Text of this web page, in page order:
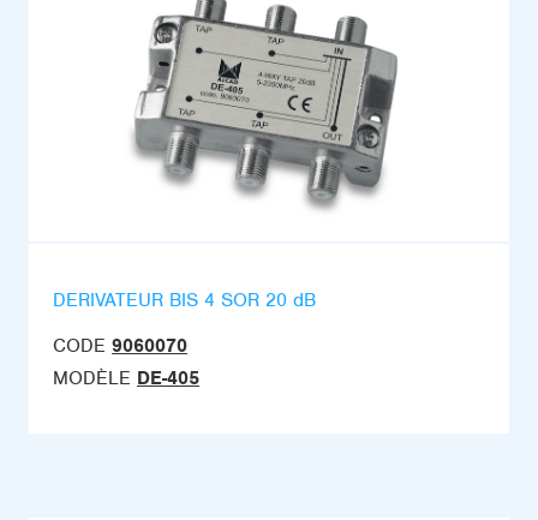
DERIVATEUR BIS 4 SOR 20 dB
CODE 9060070
MODÈLE DE-405